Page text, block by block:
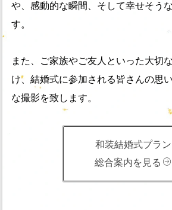
や、感動的な瞬間、そして幸せそう
す。
また、ご家族やご友人といった大切
け、結婚式に参加される皆さんの思
な撮影を致します。
和装結婚式プラン
総合案内を見る